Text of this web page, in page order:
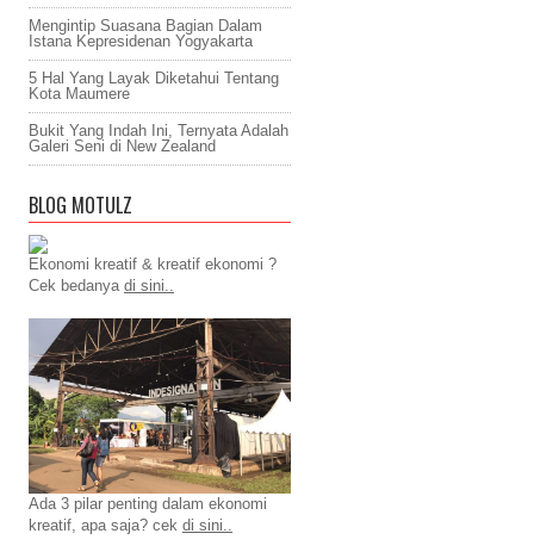
Mengintip Suasana Bagian Dalam
Istana Kepresidenan Yogyakarta
5 Hal Yang Layak Diketahui Tentang
Kota Maumere
Bukit Yang Indah Ini, Ternyata Adalah
Galeri Seni di New Zealand
BLOG MOTULZ
Ekonomi kreatif & kreatif ekonomi ?
Cek bedanya di sini..
Ada 3 pilar penting dalam ekonomi
kreatif, apa saja? cek di sini..